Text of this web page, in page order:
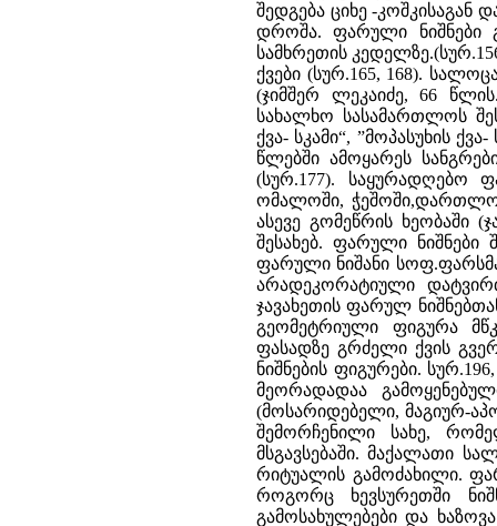
შედგება ციხე -
დროშა. ფარული ნიშნები
სამხრეთის
ქვები (სურ.165, 168).
(ჯიმშერ ლეკაიძე, 66
სახალხო სასამართლოს
ქვა- სკამი“, ”მოპასუხის
წლებში ამოყარეს
(სურ.177). საყურადღებო
ომალოში,
ასევე გომეწრის ხეობაში
შესახებ. ფარული
ფარული ნიშანი
არადეკორატიული
ჯავახეთის ფარულ
გეომეტრიული ფიგურა
ფასადზე გრძელი ქვის
ნიშნების ფიგურები.
მეორადადაა
(მოსარიდებელი, მაგიურ-
შემორჩენილი სახე,
მსგავსებაში. მაქალათი
რიტუალის გამოძახილი.
როგორც ხევსურეთში
გამოსახულებები და